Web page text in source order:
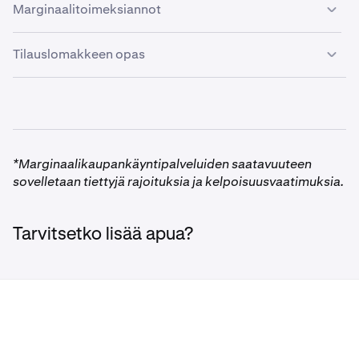
1
Kun olet avannut sovelluksen, voit napauttaa
oikeassa alakulmassa olevaapurppuraa
toimintokuvaketta
Marginaalitoimeksiannot
1
Kun olet avannut sovelluksen, voit napauttaa
oikeassa alakulmassa olevaapurppuraa
markkinan.
Tilauslomakkeen opas
käytettävissä olevista toimeksiantotyypeistä
*Marginaalikaupankäyntipalveluiden saatavuuteen
sovelletaan tiettyjä rajoituksia ja kelpoisuusvaatimuksia.
Tarvitsetko lisää apua?